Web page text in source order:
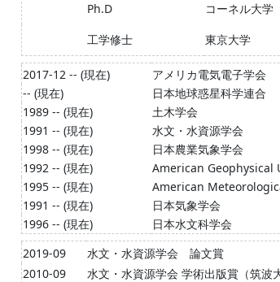
Ph.D
コーネル大学
工学修士
東京大学
2017-12 -- (現在)
アメリカ電気電子学会
-- (現在)
日本地球惑星科学連合
1989 -- (現在)
土木学会
1991 -- (現在)
水文・水資源学会
1998 -- (現在)
日本農業気象学会
1992 -- (現在)
American Geophysical
1995 -- (現在)
American
1991 -- (現在)
日本気象学会
1996 -- (現在)
日本水文科学会
2019-09
水文・水資源学会 論文賞
2010-09
水文・水資源学会 学術出版賞（筑波